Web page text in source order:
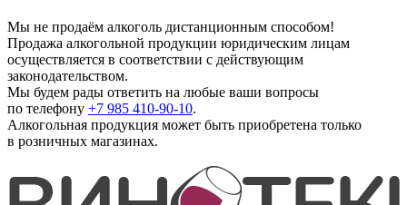
Мы не продаём алкоголь дистанционным способом!
Продажа алкогольной продукции юридическим лицам
осуществляется в соответствии с действующим
законодательством.
Мы будем рады ответить на любые ваши вопросы
по телефону +7 985 410-90-10.
Алкогольная продукция может быть приобретена только
в розничных магазинах.